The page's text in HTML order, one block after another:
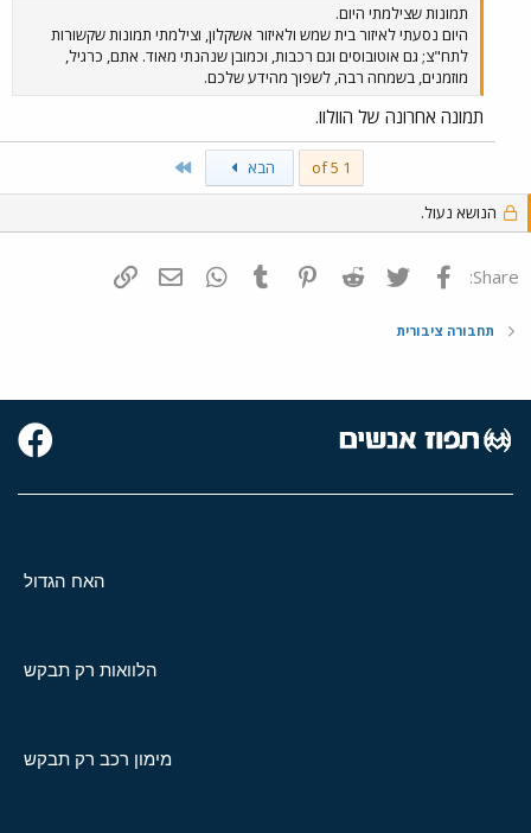
תמונות שצילמתי היום.
היום נסעתי לאיזור בית שמש ולאיזור אשקלון, וצילמתי תמונות שקשורות
לתח"צ; גם אוטובוסים וגם רכבות, וכמובן שנהנתי מאוד. אתם, כרגיל,
מוזמנים, בשמחה רבה, לשפוך מהידע שלכם.
תמונה אחרונה של הוולוו.
1 of 5 הבא
הנושא נעול.
Share: פייסבוק Twitter
Reddit
Pinterest
Tumblr
WhatsAppדואר אלקטרוני
תחבורה ציבורית
האח הגדול
הלוואות רק תבקש
מימון רכב רק תבקש